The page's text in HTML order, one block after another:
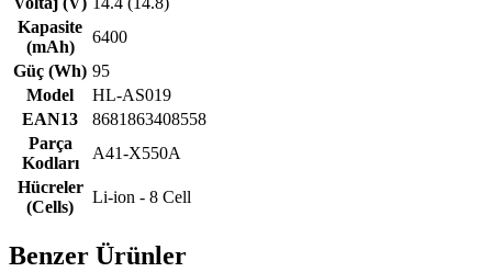
Kapasite
(mAh)
6400
Güç (Wh) 95
Model
HL-AS019
EAN13
8681863408558
Parça
Kodları
A41-X550A
Hücreler
(Cells)
Li-ion - 8 Cell
Benzer Ürünler